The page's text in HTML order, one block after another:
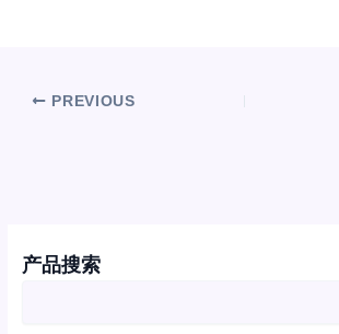
产品搜索
PREVIOUS